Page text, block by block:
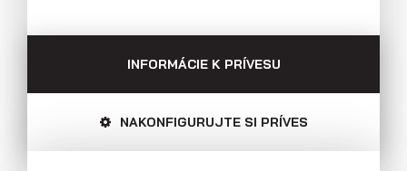
plochy (preglejkové a hliníkové
INFORMÁCIE K PRÍVESU
NAKONFIGURUJTE SI PRÍVES